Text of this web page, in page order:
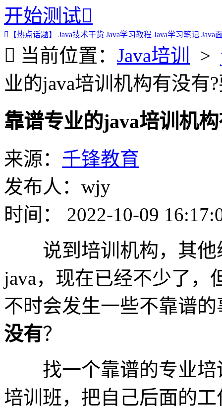
开始测试
【热点话题】 Java技术干货 Java学习教程 Java学习笔记 Java
当前位置： Java培训 >
业的java培训机构有没有
靠谱专业的java培训机
来源： 千锋教育
发布人：wjy
时间： 2022-10-09
说到培训机构，其他
java，现在已经不少了，
不时会发生一些不靠谱的
没有？
找一个靠谱的专业培
培训班，把自己后面的